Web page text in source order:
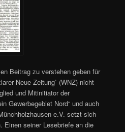
Beitrag zu verstehen geben für
Neue Zeitung` (WNZ) nicht
und Mitinitiator der
Gewerbegebiet Nord“ und auch
e.V. setzt sich
Einen seiner Lesebriefe an die